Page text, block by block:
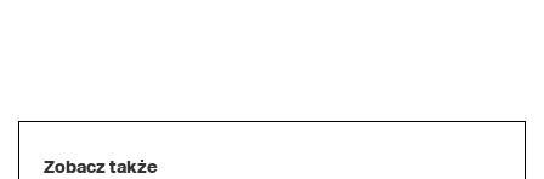
Zobacz także